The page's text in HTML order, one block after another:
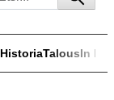
HistoriaTalousIn